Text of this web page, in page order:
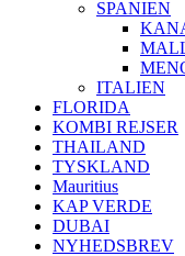
SPANIEN
ITALIEN
FLORIDA
KOMBI REJSER
THAILAND
TYSKLAND
Mauritius
KAP VERDE
DUBAI
NYHEDSBREV